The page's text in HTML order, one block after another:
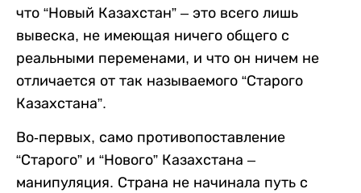
что “Новый Казахстан” – это всего лишь
вывеска, не имеющая ничего общего с
реальными переменами, и что он ничем не
отличается от так называемого “Старого
Казахстана”.
Во-первых, само противопоставление
“Старого” и “Нового” Казахстана –
манипуляция. Страна не начинала путь с